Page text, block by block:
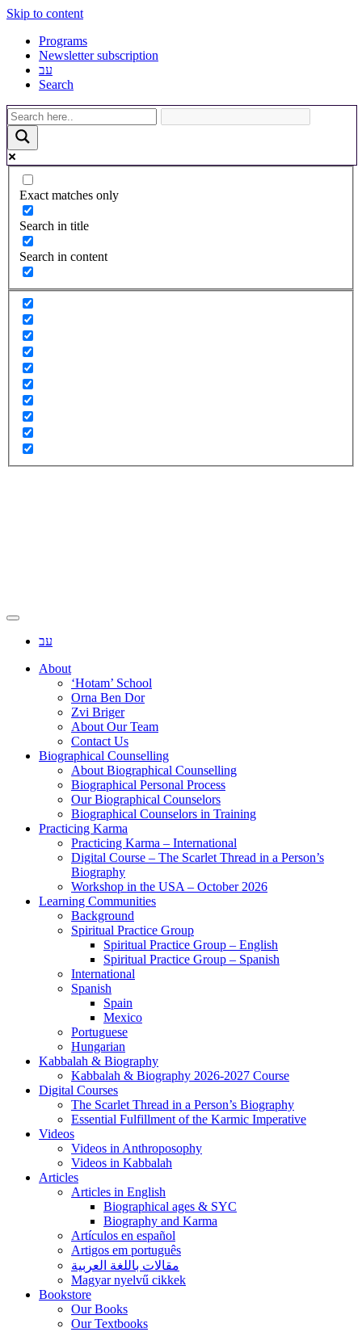
Skip to content
Programs
Newsletter subscription
עב
Search
Exact matches only
Search in title
Search in content
עב
About
‘Hotam’ School
Orna Ben Dor
Zvi Briger
About Our Team
Contact Us
Biographical Counselling
About Biographical Counselling
Biographical Personal Process
Our Biographical Counselors
Biographical Counselors in Training
Practicing Karma
Practicing Karma – International
Digital Course – The Scarlet Thread in a Person’s
Biography
Workshop in the USA – October 2026
Learning Communities
Background
Spiritual Practice Group
Spiritual Practice Group – English
Spiritual Practice Group – Spanish
International
Spanish
Spain
Mexico
Portuguese
Hungarian
Kabbalah & Biography
Kabbalah & Biography 2026-2027 Course
Digital Courses
The Scarlet Thread in a Person’s Biography
Essential Fulfillment of the Karmic Imperative
Videos
Videos in Anthroposophy
Videos in Kabbalah
Articles
Articles in English
Biographical ages & SYC
Biography and Karma
Artículos en español
Artigos em português
مقالات باللغة العربية
Magyar nyelvű cikkek
Bookstore
Our Books
Our Textbooks